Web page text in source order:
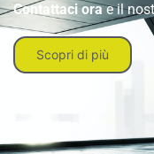
Contattaci orae il
Scopri di più